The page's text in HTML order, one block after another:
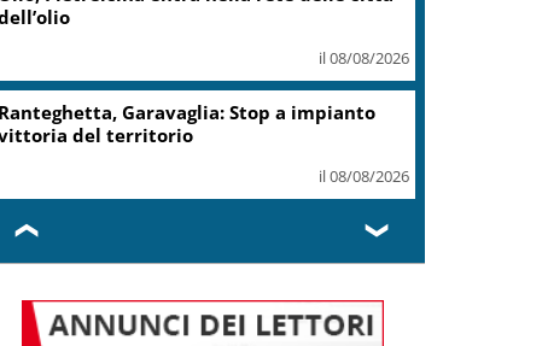
il 08/08/2026
Ranteghetta, Garavaglia: Stop a impianto
del territorio
il 08/08/2026
❮ ❯